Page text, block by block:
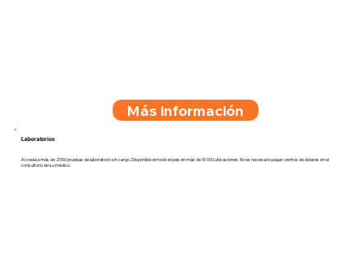
Más información
Laboratorios
Acceda a más de 2000 pruebas de laboratorio sin cargo. Disponible en todo el país en más de 10 000 ubicaciones. No es necesario pagar cientos de dólares en el
consultorio de su médico.